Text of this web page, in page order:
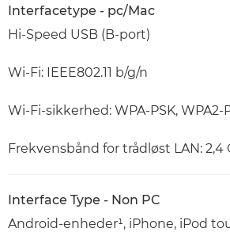
Interfacetype - pc/Mac
Hi-Speed USB (B-port)
Wi-Fi: IEEE802.11 b/g/n
Wi-Fi-sikkerhed: WPA-PSK, WPA2-
Frekvensbånd for trådløst LAN: 2,4
Interface Type - Non PC
Android-enheder¹, iPhone, iPod